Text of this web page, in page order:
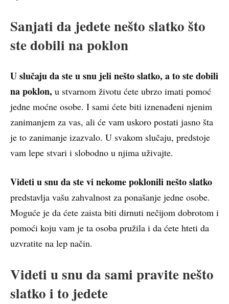
Sanjati da jedete nešto slatko što
ste dobili na poklon
U slučaju da ste u snu jeli nešto slatko, a to ste dobili
na poklon, u stvarnom životu ćete ubrzo imati pomoć
jedne moćne osobe. I sami ćete biti iznenađeni njenim
zanimanjem za vas, ali će vam uskoro postati jasno šta
je to zanimanje izazvalo. U svakom slučaju, predstoje
vam lepe stvari i slobodno u njima uživajte.
Videti u snu da ste vi nekome poklonili nešto slatko
predstavlja vašu zahvalnost za ponašanje jedne osobe.
Moguće je da ćete zaista biti dirnuti nečijom dobrotom i
pomoći koju vam je ta osoba pružila i da ćete hteti da
uzvratite na lep način.
Videti u snu da sami pravite nešto
slatko i to jedete